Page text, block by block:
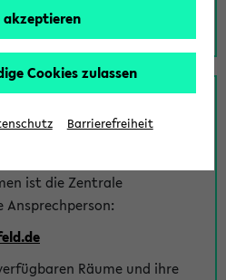
der
verwalteten
Hörsälen und vom eKVV
ist die Zentrale
Ansprechperson:
Räume und ihre
akzeptieren
Cookies zulassen
Barrierefreiheit